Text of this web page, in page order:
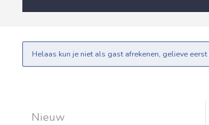
Helaas kun je niet als gast afrekenen, gelieve eerst
Nieuw